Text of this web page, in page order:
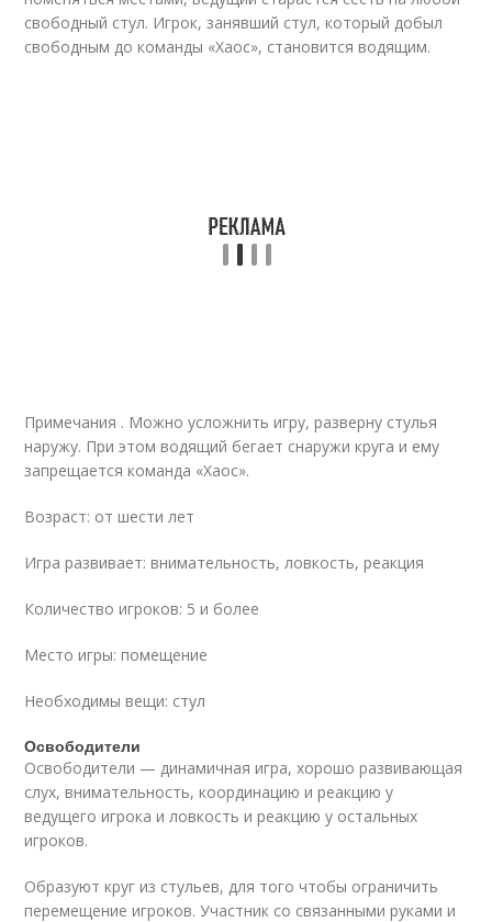
свободный стул. Игрок, занявший стул, который добыл
свободным до команды «Хаос», становится водящим.
Примечания . Можно усложнить игру, разверну стулья
наружу. При этом водящий бегает снаружи круга и ему
запрещается команда «Хаос».
Возраст: от шести лет
Игра развивает: внимательность, ловкость, реакция
Количество игроков: 5 и более
Место игры: помещение
Необходимы вещи: стул
Освободители
Освободители — динамичная игра, хорошо развивающая
слух, внимательность, координацию и реакцию у
ведущего игрока и ловкость и реакцию у остальных
игроков.
Образуют круг из стульев, для того чтобы ограничить
перемещение игроков. Участник со связанными руками и